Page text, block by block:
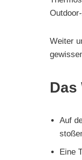
Weiter
Das
Auf
Eine